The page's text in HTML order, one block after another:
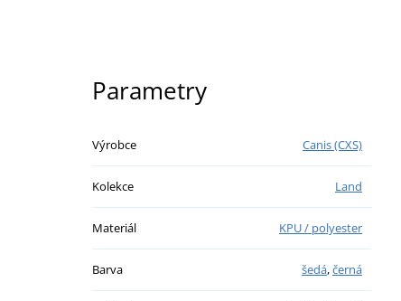
Parametry
Výrobce Canis (CXS)
Kolekce Land
Materiál KPU / polyester
Barva šedá,černá